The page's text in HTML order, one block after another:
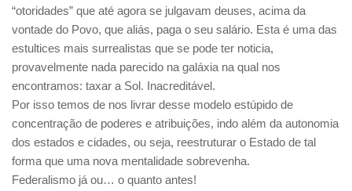
“otoridades” que até agora se julgavam deuses, acima da
vontade do Povo, que aliás, paga o seu salário. Esta é uma das
estultices mais surrealistas que se pode ter noticia,
provavelmente nada parecido na galáxia na qual nos
encontramos: taxar a Sol. Inacreditável.
Por isso temos de nos livrar desse modelo estúpido de
concentração de poderes e atribuições, indo além da autonomia
dos estados e cidades, ou seja, reestruturar o Estado de tal
forma que uma nova mentalidade sobrevenha.
Federalismo já ou… o quanto antes!